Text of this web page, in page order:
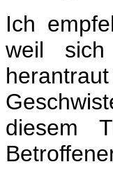
Ich
weil
diesem